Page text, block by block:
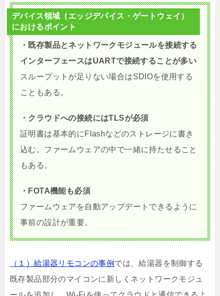
デバイス領域（エッジデバイス・ゲートウェイ）
におけるポイント
・既存製品とネットワークモジュールを接続する
インターフェースはUARTで接続することが多い
スループットが足りない場合はSDIOを使用する
こともある。
・クラウドへの接続にはTLSが必須
証明書は基本的にFlashなどのストレージに書き
込む。ファームウェアの中で一緒に持たせること
もある。
・FOTA機能も必須
ファームウェアを自動アップデートできるように
事前の設計が重要。
（１）給湯器リモコンの事例 では、給湯器を制御する
既存製品部分のマイコンに新しくネットワークモジュ